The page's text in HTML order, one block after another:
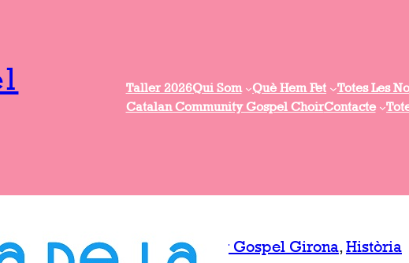
Taller 2026Qui Som Què Hem Fet
Totes Les
Catalan Community Gospel ChoirContacte
in : Concerts, Cor Gospel Girona, Història